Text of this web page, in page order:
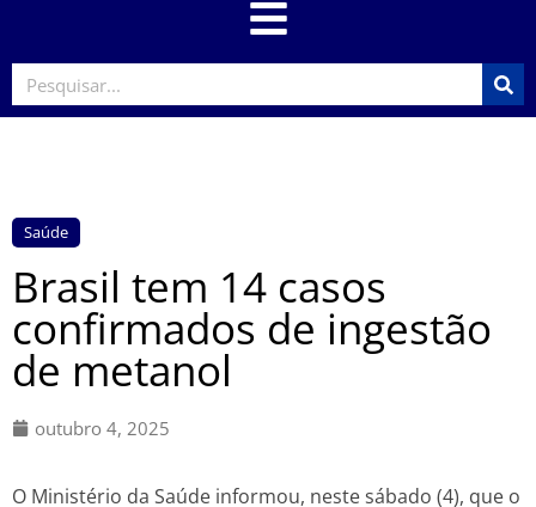
Saúde
Brasil tem 14 casos
confirmados de ingestão
de metanol
outubro 4, 2025
O Ministério da Saúde informou, neste sábado (4), que o